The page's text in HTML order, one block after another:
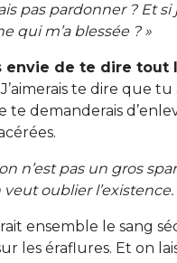
pas pardonner ? Et
qui m’a blessée ? »
envie de te dire
J’aimerais te dire que
te demanderais
n’est pas un gros
oublier l’existence.
ensemble le sang
les éraflures. Et on